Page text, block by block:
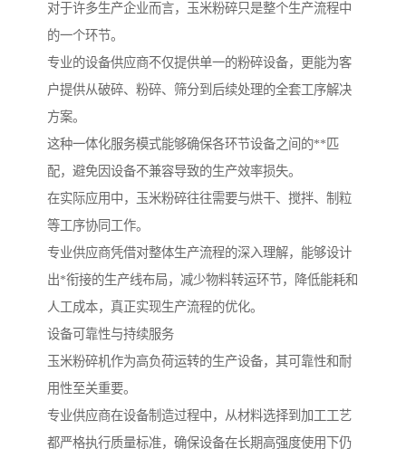
对于许多生产企业而言，玉米粉碎只是整个生产流程中
的一个环节。
专业的设备供应商不仅提供单一的粉碎设备，更能为客
户提供从破碎、粉碎、筛分到后续处理的全套工序解决
方案。
这种一体化服务模式能够确保各环节设备之间的**匹
配，避免因设备不兼容导致的生产效率损失。
在实际应用中，玉米粉碎往往需要与烘干、搅拌、制粒
等工序协同工作。
专业供应商凭借对整体生产流程的深入理解，能够设计
出*衔接的生产线布局，减少物料转运环节，降低能耗和
人工成本，真正实现生产流程的优化。
设备可靠性与持续服务
玉米粉碎机作为高负荷运转的生产设备，其可靠性和耐
用性至关重要。
专业供应商在设备制造过程中，从材料选择到加工工艺
都严格执行质量标准，确保设备在长期高强度使用下仍